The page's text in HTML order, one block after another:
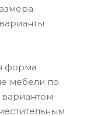
форма
мебели по